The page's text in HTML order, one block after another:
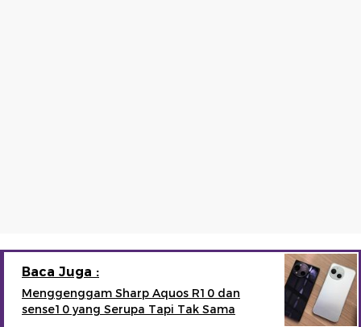
Baca Juga :
Menggenggam Sharp Aquos R10 dan
sense10 yang Serupa Tapi Tak Sama